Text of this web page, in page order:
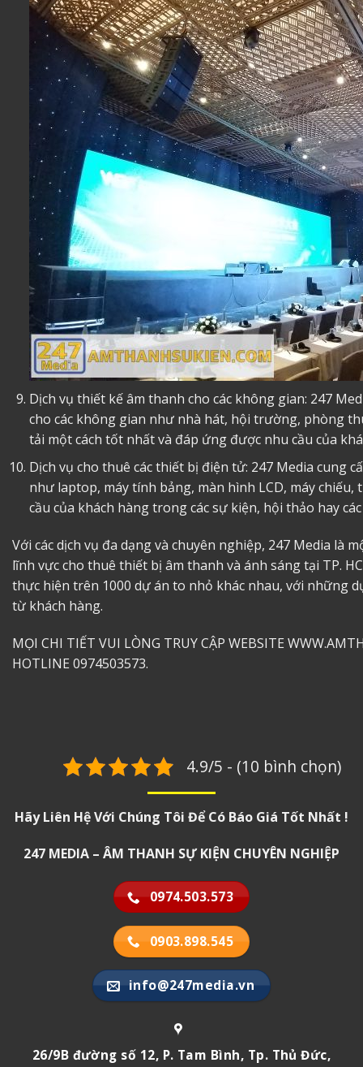
Dịch vụ thiết kế âm thanh cho các không gian: 247
cho các không gian như nhà hát, hội trường, phòng
tải một cách tốt nhất và đáp ứng được nhu cầu của
Dịch vụ cho thuê các thiết bị điện tử: 247 Media cung
như laptop, máy tính bảng, màn hình LCD, máy
cầu của khách hàng trong các sự kiện, hội thảo hay
Với các dịch vụ đa dạng và chuyên nghiệp, 247 Media
lĩnh vựccho thuê thiết bị âm thanh và ánh sáng tại TP.
thực hiện trên 1000 dự án to nhỏ khác nhau, với những
từ khách hàng.
MỌI CHI TIẾT VUI LÒNG TRUY CẬP WEBSITE
HOTLINE 0974503573.
4.9/5 - (10 bình chọn)
Hãy Liên Hệ Với Chúng Tôi Để Có Báo Giá Tốt Nhất !
247 MEDIA – ÂM THANH SỰ KIỆN CHUYÊN NGHIỆP
0974.503.573
0903.898.545
info@247media.vn
26/9B đường số 12, P. Tam Bình, Tp. Thủ Đức,